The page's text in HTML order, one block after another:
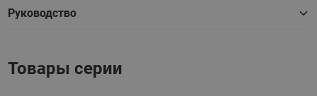
Руководство
Товары серии